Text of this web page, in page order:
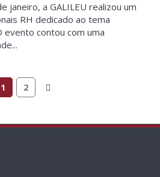
janeiro, a GALILEU realizou um
RH dedicado ao tema
evento contou com uma
1 2